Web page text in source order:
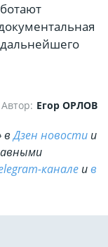
дальнейшего
Автор: Егор ОРЛОВ
вДзен новости и
канале ив